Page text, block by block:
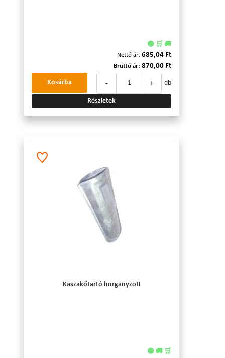
🟢 🛒 🚚
Nettó ár: 685,04 Ft
Bruttó ár: 870,00 Ft
- + db
Kosárba
Részletek
Kaszakőtartó horganyzott
🟢 🚚 🛒